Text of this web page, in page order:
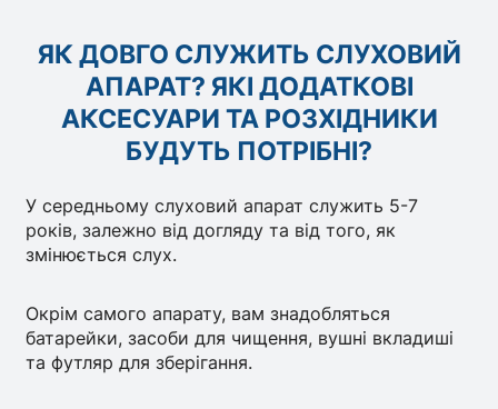
ЯК ДОВГО СЛУЖИТЬ СЛУХОВИЙ
АПАРАТ? ЯКІ ДОДАТКОВІ
АКСЕСУАРИ ТА РОЗХІДНИКИ
БУДУТЬ ПОТРІБНІ?
У середньому слуховий апарат служить 5-7
років, залежно від догляду та від того, як
змінюється слух.
Окрім самого апарату, вам знадобляться
батарейки, засоби для чищення, вушні вкладиші
та футляр для зберігання.